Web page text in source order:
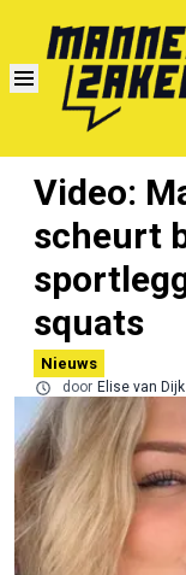
Video:
scheurt
squats
Nieuws
door Elise van Dijk